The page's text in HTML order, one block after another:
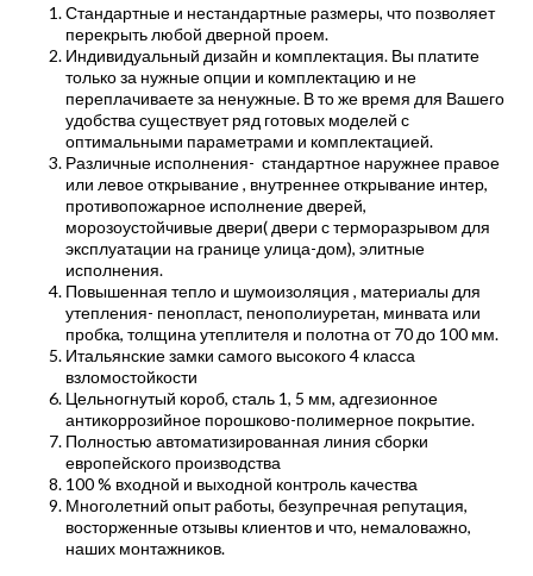
Стандартные и нестандартные размеры, что позволяет
перекрыть любой дверной проем.
Индивидуальный дизайн и комплектация. Вы платите
только за нужные опции и комплектацию и не
переплачиваете за ненужные. В то же время для Вашего
удобства существует ряд готовых моделей с
оптимальными параметрами и комплектацией.
Различные исполнения- стандартное наружнее правое
или левое открывание , внутреннее открывание интер,
противопожарное исполнение дверей,
морозоустойчивые двери( двери с терморазрывом для
эксплуатации на границе улица-дом), элитные
исполнения.
Повышенная тепло и шумоизоляция , материалы для
утепления- пенопласт, пенополиуретан, минвата или
пробка, толщина утеплителя и полотна от 70 до 100 мм.
Итальянские замки самого высокого 4 класса
взломостойкости
Цельногнутый короб, сталь 1, 5 мм, адгезионное
антикоррозийное порошково-полимерное покрытие.
Полностью автоматизированная линия сборки
европейского производства
100 % входной и выходной контроль качества
Многолетний опыт работы, безупречная репутация,
восторженные отзывы клиентов и что, немаловажно,
наших монтажников.